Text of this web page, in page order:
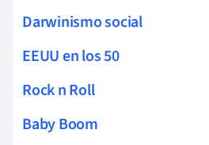
Darwinismo social
EEUU en los 50
Rock n Roll
Baby Boom